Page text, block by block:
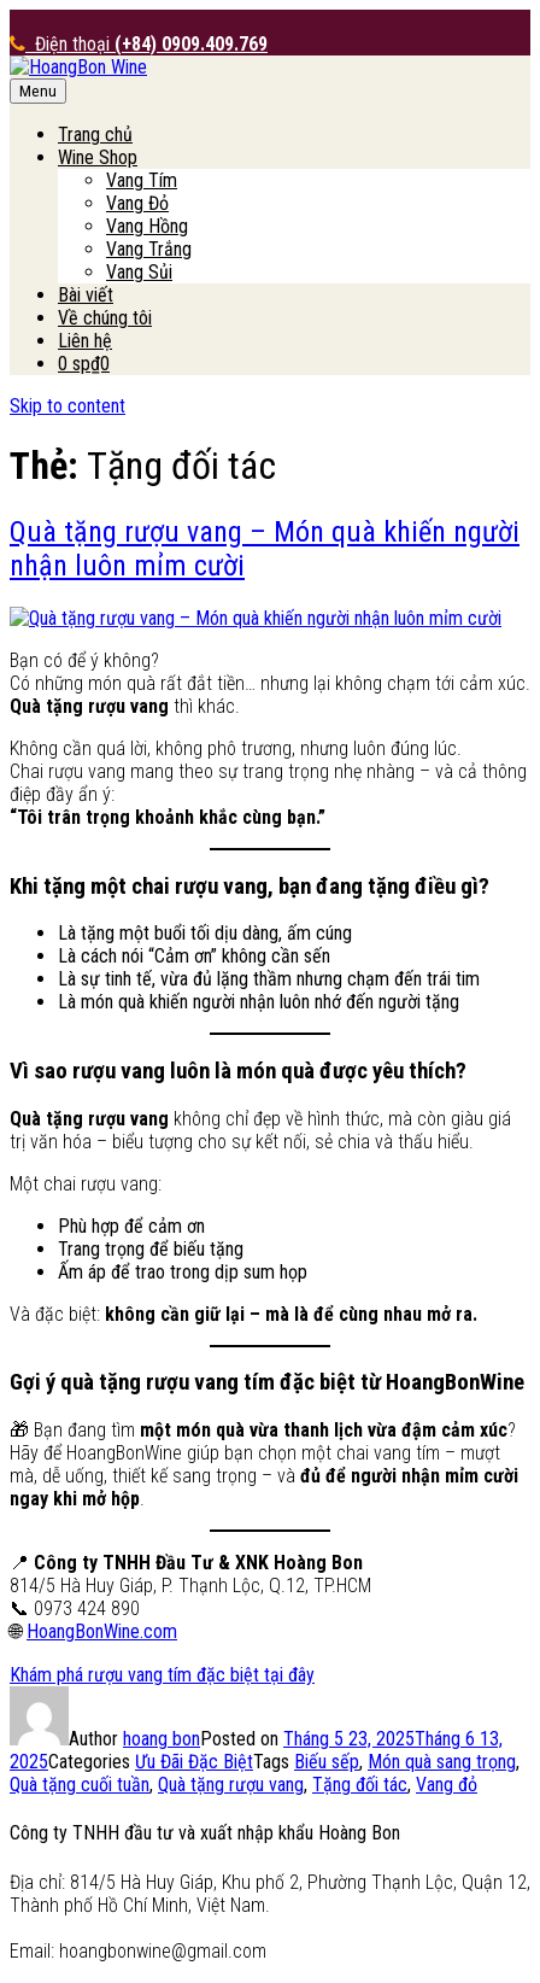
Điện thoại (+84) 0909.409.769
HoangBon Wine
Menu
Trang chủ
Wine Shop
Vang Tím
Vang Đỏ
Vang Hồng
Vang Trắng
Vang Sủi
Bài viết
Về chúng tôi
Liên hệ
0 sp₫0
Skip to content
Thẻ: Tặng đối tác
Quà tặng rượu vang – Món quà khiến người
nhận luôn mỉm cười
Bạn có để ý không?
Có những món quà rất đắt tiền… nhưng lại không chạm tới cảm xúc.
Quà tặng rượu vang thì khác.
Không cần quá lời, không phô trương, nhưng luôn đúng lúc.
Chai rượu vang mang theo sự trang trọng nhẹ nhàng – và cả thông
điệp đầy ẩn ý:
“Tôi trân trọng khoảnh khắc cùng bạn.”
Khi tặng một chai rượu vang, bạn đang tặng điều gì?
Là tặng một buổi tối dịu dàng, ấm cúng
Là cách nói “Cảm ơn” không cần sến
Là sự tinh tế, vừa đủ lặng thầm nhưng chạm đến trái tim
Là món quà khiến người nhận luôn nhớ đến người tặng
Vì sao rượu vang luôn là món quà được yêu thích?
Quà tặng rượu vang không chỉ đẹp về hình thức, mà còn giàu giá
trị văn hóa – biểu tượng cho sự kết nối, sẻ chia và thấu hiểu.
Một chai rượu vang:
Phù hợp để cảm ơn
Trang trọng để biếu tặng
Ấm áp để trao trong dịp sum họp
Và đặc biệt: không cần giữ lại – mà là để cùng nhau mở ra.
Gợi ý quà tặng rượu vang tím đặc biệt từ HoangBonWine
🎁 Bạn đang tìm một món quà vừa thanh lịch vừa đậm cảm xúc?
Hãy để HoangBonWine giúp bạn chọn một chai vang tím – mượt
mà, dễ uống, thiết kế sang trọng – và đủ để người nhận mỉm cười
ngay khi mở hộp.
📍 Công ty TNHH Đầu Tư & XNK Hoàng Bon
814/5 Hà Huy Giáp, P. Thạnh Lộc, Q.12, TP.HCM
📞 0973 424 890
🌐HoangBonWine.com
Khám phá rượu vang tím đặc biệt tại đây
Author hoang bonPosted on Tháng 5 23, 2025Tháng 6 13,
2025Categories Ưu Đãi Đặc BiệtTags Biếu sếp, Món quà sang trọng,
Quà tặng cuối tuần, Quà tặng rượu vang, Tặng đối tác, Vang đỏ
Công ty TNHH đầu tư và xuất nhập khẩu Hoàng Bon
Địa chỉ: 814/5 Hà Huy Giáp, Khu phố 2, Phường Thạnh Lộc, Quận 12,
Thành phố Hồ Chí Minh, Việt Nam.
Email: hoangbonwine@gmail.com